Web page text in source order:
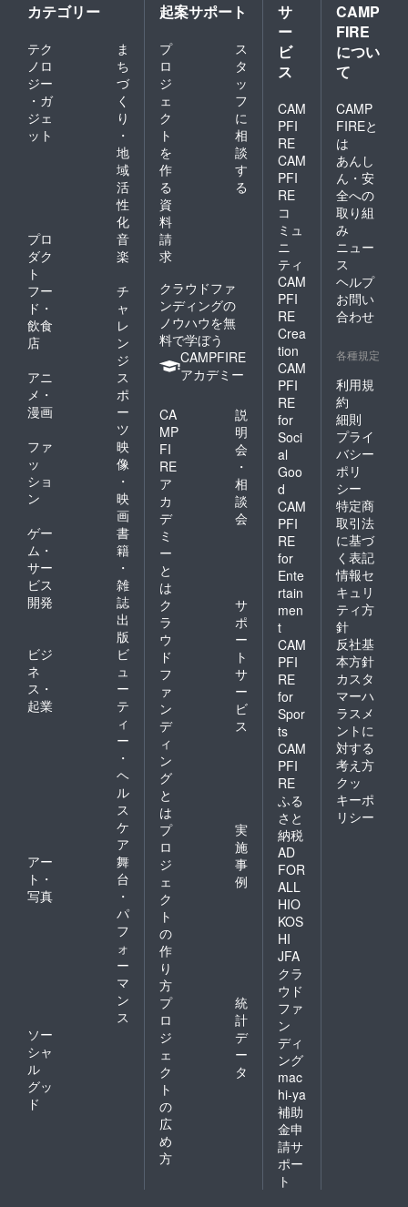
カテゴリー
テク
ノロ
ジー
・ガ
ジェ
ット
ま
ち
づ
く
り
・
地
域
活
性
化
プロ
ダク
ト
音
楽
フー
ド・
飲食
店
チ
ャ
レ
ン
ジ
アニ
メ・
漫画
ス
ポ
ー
ツ
ファ
ッ
ショ
ン
映
像
・
映
画
ゲー
ム・
サー
ビス
開発
書
籍
・
雑
誌
出
版
ビジ
ネ
ス・
起業
ビ
ュ
ー
テ
ィ
ー
・
ヘ
ル
ス
ケ
ア
アー
ト・
写真
舞
台
・
パ
フ
ォ
ー
マ
ン
ス
ソー
シャ
ル
グッ
ド
起案サポート
プ
ロ
ジ
ェ
ク
ト
を
作
る
ス
タ
ッ
フ
に
相
談
す
る
資
料
請
求
クラウドファ
ンディングの
ノウハウを無
料で学ぼう
CAMPFIRE
アカデミー
CA
MP
FI
RE
ア
カ
デ
ミ
ー
と
は
説
明
会
・
相
談
会
ク
ラ
ウ
ド
フ
ァ
ン
デ
ィ
ン
グ
と
は
サ
ポ
ー
ト
サ
ー
ビ
ス
プ
ロ
ジ
ェ
ク
ト
の
作
り
方
実
施
事
例
プ
ロ
ジ
ェ
ク
ト
の
広
め
方
統
計
デ
ー
タ
サ
ー
ビ
ス
CAM
PFI
RE
CAM
PFI
RE
コ
ミュ
ニ
ティ
CAM
PFI
RE
Crea
tion
CAM
PFI
RE
for
Soci
al
Goo
d
CAM
PFI
RE
for
Ente
rtain
men
t
CAM
PFI
RE
for
Spor
ts
CAM
PFI
RE
ふる
さと
納税
AD
FOR
ALL
HIO
KOS
HI
JFA
クラ
ウド
ファ
ン
ディ
ング
mac
hi-ya
補助
金申
請サ
ポー
ト
CAMP
FIRE
につい
て
CAMP
FIREと
は
あんし
ん・安
全への
取り組
み
ニュー
ス
ヘルプ
お問い
合わせ
各種規定
利用規
約
細則
プライ
バシー
ポリ
シー
特定商
取引法
に基づ
く表記
情報セ
キュリ
ティ方
針
反社基
本方針
カスタ
マーハ
ラスメ
ントに
対する
考え方
クッ
キーポ
リシー